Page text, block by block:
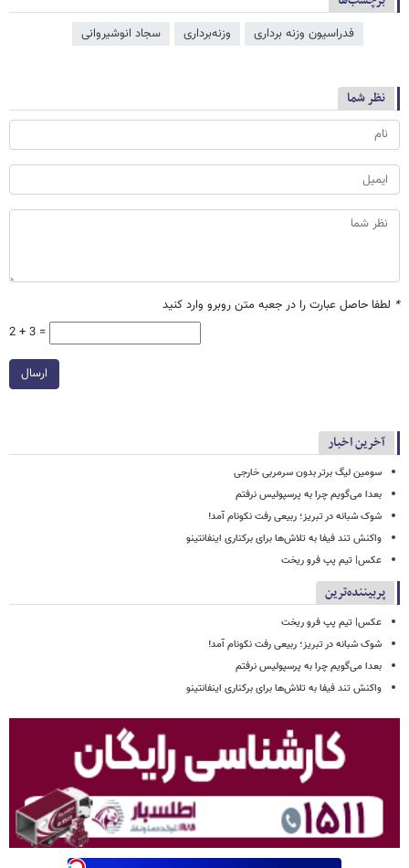
فدراسیون وزنه برداری وزنه‌برداری سجاد انوشیروانی
نظر شما
* لطفا حاصل عبارت را در جعبه متن روبرو وارد کنید
2 + 3 =
ارسال
آخرین اخبار
سومین لیگ برتر بدون سرمربی خارجی
بعدا می‌گویم چرا به پرسپولیس نرفتم
شوک شبانه در تبریز؛ ربیعی رفت نکونام آمد!
واکنش تند فیفا به تلاش‌ها برای برکناری اینفانتینو
عکس| تیم پپ فرو ریخت
پربیننده‌ترین
عکس| تیم پپ فرو ریخت
شوک شبانه در تبریز؛ ربیعی رفت نکونام آمد!
بعدا می‌گویم چرا به پرسپولیس نرفتم
واکنش تند فیفا به تلاش‌ها برای برکناری اینفانتینو